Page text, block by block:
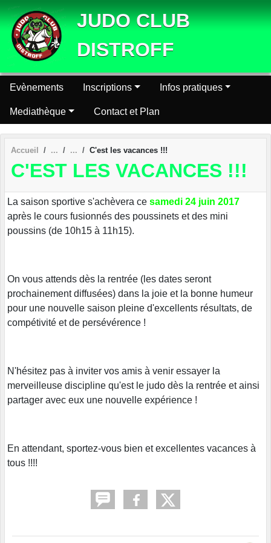
JUDO CLUB
DISTROFF
Evènements Inscriptions Infos pratiques
Mediathèque Contact et Plan
Accueil C'est les vacances !!!
C'EST LES VACANCES !!!
La saison sportive s'achèvera ce samedi 24 juin 2017
après le cours fusionnés des poussinets et des mini
poussins (de 10h15 à 11h15).
On vous attends dès la rentrée (les dates seront
prochainement diffusées) dans la joie et la bonne humeur
pour une nouvelle saison pleine d'excellents résultats, de
compétivité et de persévérence !
N'hésitez pas à inviter vos amis à venir essayer la
merveilleuse discipline qu'est le judo dès la rentrée et ainsi
partager avec eux une nouvelle expérience !
En attendant, sportez-vous bien et excellentes vacances à
tous !!!!
Panneau de gestion des cookies